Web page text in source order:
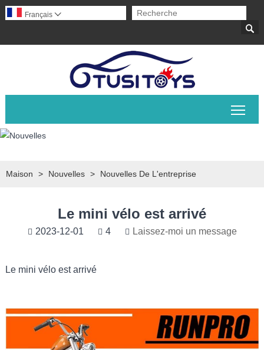

Français 
Maison > Nouvelles > Nouvelles De L'entreprise
Le mini vélo est arrivé
2023-12-01 4 Laissez-moi un message
Le mini vélo est arrivé